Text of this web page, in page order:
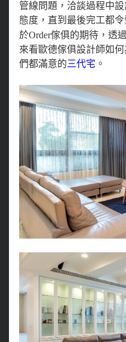
管線問題，洽談過程中
態度，直到最後完工都
於Order傢俱的期待，透過
來看歐德傢俱設計師如
們都滿意的三代宅 。